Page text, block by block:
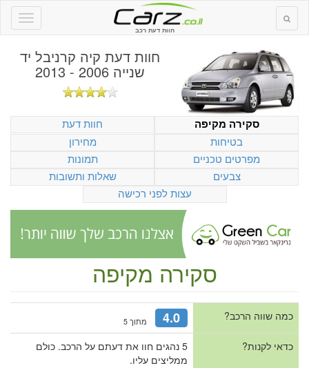
חוות דעת רכב
חוות דעת קיה קרניבל יד
שנייה 2006 - 2013
סקירה מקיפה
חוות דעת
בטיחות
מחירון
מפרטים טכניים
תמונות
צבעים
שאלות ותשובות
עצות לפני רכישה
סקירה מקיפה
כמה שווה הרכב? 4.0 מתוך 5
כדאי לקנות?
5 נהגים חוו את דעתם על הרכב. כולם
ממליצים עליו.